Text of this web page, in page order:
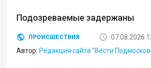
Подозреваемые задержаны
ПРОИСШЕСТВИЯ
07.08.2026
Автор: Редакция сайта "Вести